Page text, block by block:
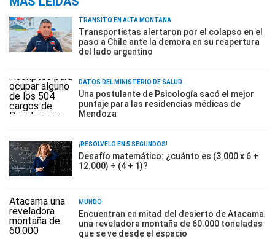
TRÁNSITO EN ALTA MONTAÑA
Transportistas alertaron por el colapso en el
paso a Chile ante la demora en su reapertura
del lado argentino
DATOS DEL MINISTERIO DE SALUD
Una postulante de Psicología sacó el mejor
puntaje para las residencias médicas de
Mendoza
¡RESOLVELO EN 5 SEGUNDOS!
Desafío matemático: ¿cuánto es (3.000 x 6 +
12.000) ÷ (4 + 1)?
MUNDO
Encuentran en mitad del desierto de Atacama
una reveladora montaña de 60.000 toneladas
que se ve desde el espacio